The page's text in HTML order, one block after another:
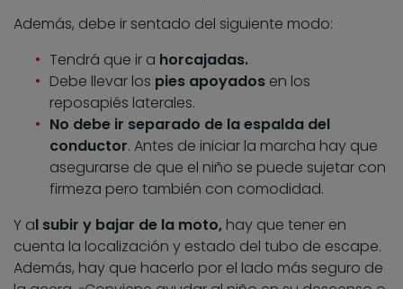
Además, debe ir sentado del siguiente modo:
Tendrá que ir a horcajadas.
Debe llevar los pies apoyados en los
reposapiés laterales.
No debe ir separado de la espalda del
conductor. Antes de iniciar la marcha hay que
asegurarse de que el niño se puede sujetar con
firmeza pero también con comodidad.
Y al subir y bajar de la moto, hay que tener en
cuenta la localización y estado del tubo de escape.
Además, hay que hacerlo por el lado más seguro de